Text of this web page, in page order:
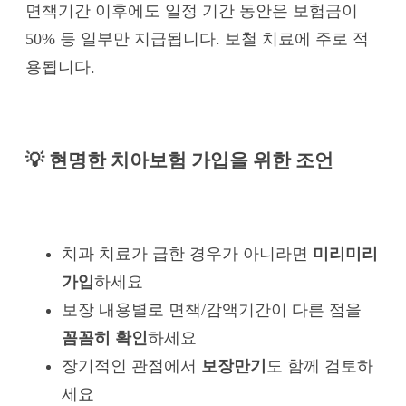
면책기간 이후에도 일정 기간 동안은 보험금이
50% 등 일부만 지급됩니다. 보철 치료에 주로 적
용됩니다.
💡 현명한 치아보험 가입을 위한 조언
치과 치료가 급한 경우가 아니라면 미리미리
가입하세요
보장 내용별로 면책/감액기간이 다른 점을
꼼꼼히 확인하세요
장기적인 관점에서 보장만기 도 함께 검토하
세요